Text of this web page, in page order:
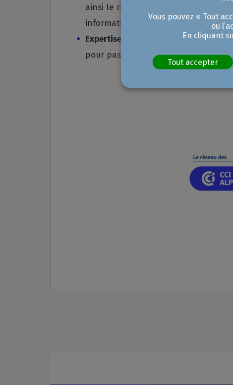
ainsi le risque d'hallucinations
informations.
Expertise territoriale
: session
pour passer de l'expérimentation à
Vous pouvez « Tout
ou
En cliquant
Tout accepter